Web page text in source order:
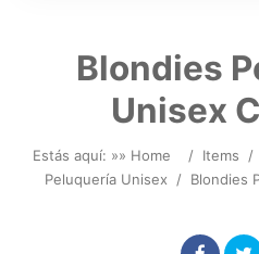
Blondies
Unisex
Estás aquí: »» Home / Items /
Peluquería Unisex
/ Blondies